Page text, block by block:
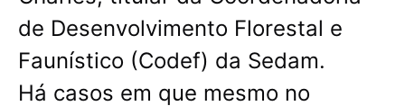
de Desenvolvimento Florestal e
Faunístico (Codef) da Sedam.
Há casos em que mesmo no